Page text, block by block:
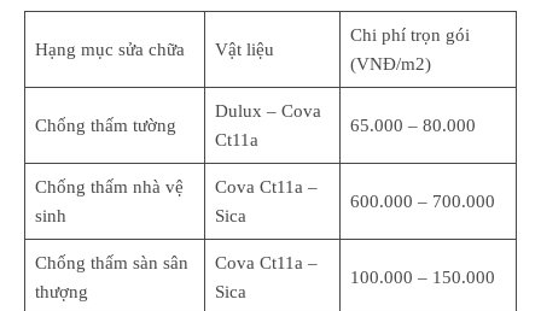
Hạng mục sửa chữa Vật liệu
Chi phí trọn gói
(VNĐ/m2)
Chống thấm tường
Dulux – Cova
Ct11a
65.000 – 80.000
Chống thấm nhà vệ
sinh
Cova Ct11a –
Sica
600.000 – 700.000
Chống thấm sàn sân
thượng
Cova Ct11a –
Sica
100.000 – 150.000